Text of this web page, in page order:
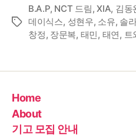
Tags
B.A.P, NCT 드림,XIA, 김동
데이식스, 성현우, 소유, 솔
창정, 장문복, 태민, 태연, 트
Home
About
기고 모집 안내